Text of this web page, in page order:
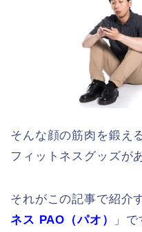
そんな顔の筋肉を鍛え
フィットネスグッズが
それがこの記事で紹介
ネス PAO（パオ）
」で